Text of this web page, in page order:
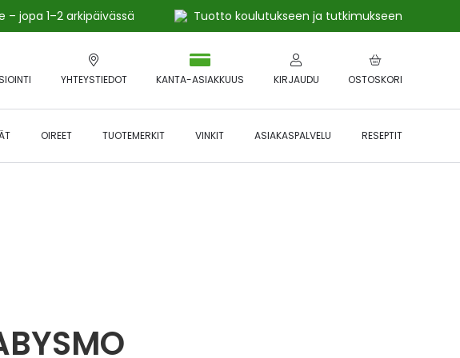
jopa 1–2 arkipäivässä
Tuotto koulutukseen ja tutkimukseen
YHTEYSTIEDOT OSTOSKORI
KANTA-ASIAKKUUS KIRJAUDU
OIREET TUOTEMERKIT VINKIT ASIAKASPALVELU RESEPTIT